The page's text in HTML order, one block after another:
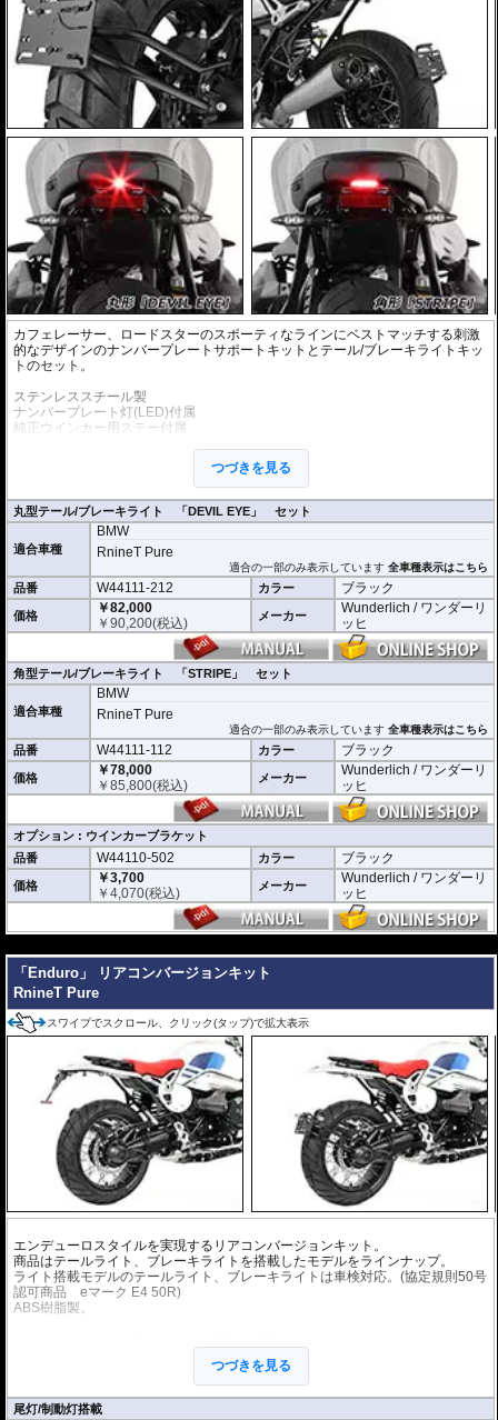
カフェレーサー、ロードスターのスポーティなラインにベストマッチする刺激
的なデザインのナンバープレートサポートキットとテール/ブレーキライトキッ
トのセット。
ステンレススチール製
ナンバープレート灯(LED)付属
純正ウインカー用ステー付属
ナンバープレートの取付角度の調節が可能ですが、これを理由に車検不適合と
なることはありません。
国土交通省自動車局自動車情報課 及び 整備課に確認済み
オプションにウインカーブラケットをご用意
汎用リアウインカー（取り付けボルト径がM5）を取り付けることができます。
車検対応 世界最小ウインカーであるKellermann/ケラーマンのBullet AttoやRho
mbus S、micro S等の設置がスマートに行なえます。
つづきを見る
丸型テール/ブレーキライト 「DEVIL EYE」 セット
適合車種
BMW
RnineT Pure
適合の一部のみ表示しています全車種表示はこちら
品番 W44111-212 カラー ブラック
価格
￥82,000
￥90,200(税込) メーカー
Wunderlich / ワンダーリ
ッヒ
角型テール/ブレーキライト 「STRIPE」 セット
適合車種
BMW
RnineT Pure
適合の一部のみ表示しています全車種表示はこちら
品番 W44111-112 カラー ブラック
価格
￥78,000
￥85,800(税込) メーカー
Wunderlich / ワンダーリ
ッヒ
オプション : ウインカーブラケット
品番
W44110-502 カラー ブラック
価格
￥3,700
￥4,070(税込) メーカー
Wunderlich / ワンダーリ
ッヒ
「Enduro」 リアコンバージョンキット
RnineT Pure
スワイプでスクロール、クリック(タップ)で拡大表示
エンデューロスタイルを実現するリアコンバージョンキット。
商品はテールライト、ブレーキライトを搭載したモデルをラインナップ。
ライト搭載モデルのテールライト、ブレーキライトは車検対応。(協定規則50号
認可商品 eマーク E4 50R)
ABS樹脂製。
W38981-002 : ナンバープレートホルダー サイドタイプ
W38981-302 : スイングアームナンバープレートホルダー
つづきを見る
尾灯/制動灯搭載